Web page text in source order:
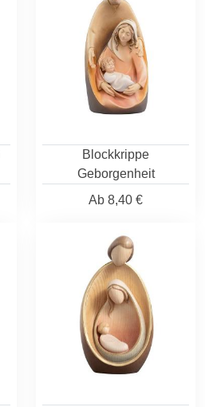
Blockkrippe
Geborgenheit
Ab 8,40 €